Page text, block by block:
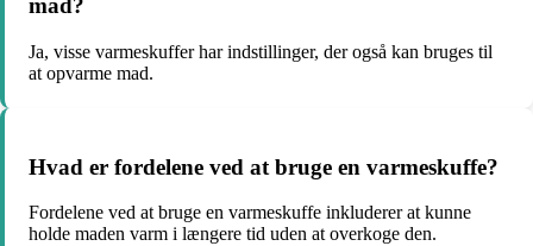
mad?
Ja, visse varmeskuffer har indstillinger, der også kan bruges til
at opvarme mad.
Hvad er fordelene ved at bruge en varmeskuffe?
Fordelene ved at bruge en varmeskuffe inkluderer at kunne
holde maden varm i længere tid uden at overkoge den.